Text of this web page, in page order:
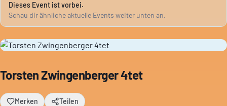
Dieses Event ist vorbei.
Schau dir ähnliche aktuelle Events weiter unten an.
Torsten Zwingenberger 4tet
Merken Teilen